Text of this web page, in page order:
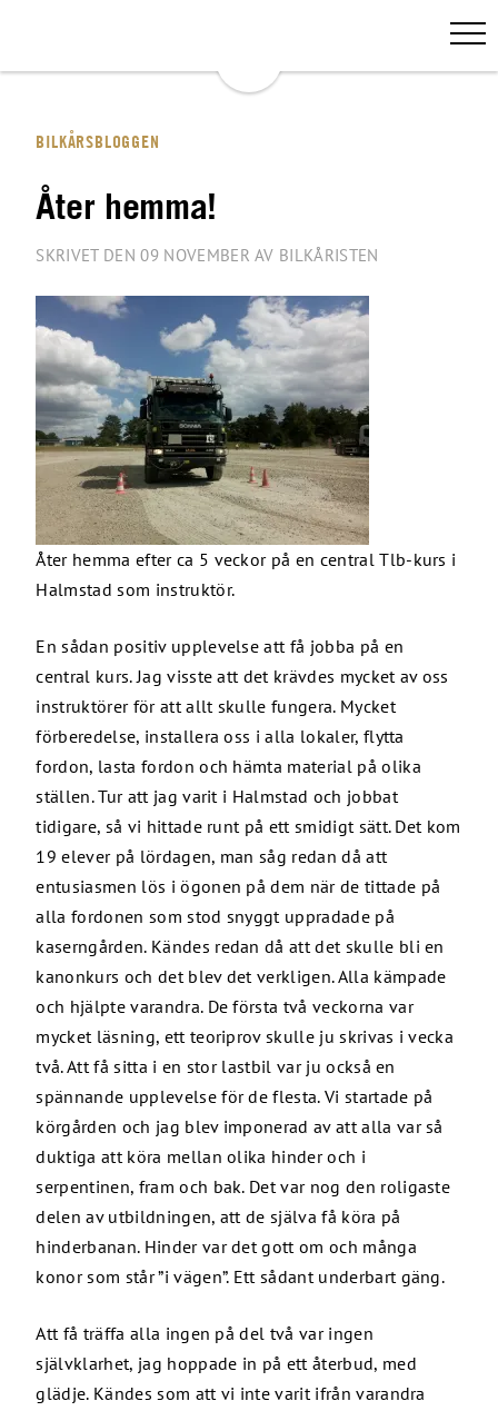
BILKÅRSBLOGGEN
Åter hemma!
SKRIVET DEN 09 NOVEMBER AV BILKÅRISTEN
Åter hemma efter ca 5 veckor på en central Tlb-kurs i
Halmstad som instruktör.
En sådan positiv upplevelse att få jobba på en
central kurs. Jag visste att det krävdes mycket av oss
instruktörer för att allt skulle fungera. Mycket
förberedelse, installera oss i alla lokaler, flytta
fordon, lasta fordon och hämta material på olika
ställen. Tur att jag varit i Halmstad och jobbat
tidigare, så vi hittade runt på ett smidigt sätt. Det kom
19 elever på lördagen, man såg redan då att
entusiasmen lös i ögonen på dem när de tittade på
alla fordonen som stod snyggt uppradade på
kaserngården. Kändes redan då att det skulle bli en
kanonkurs och det blev det verkligen. Alla kämpade
och hjälpte varandra. De första två veckorna var
mycket läsning, ett teoriprov skulle ju skrivas i vecka
två. Att få sitta i en stor lastbil var ju också en
spännande upplevelse för de flesta. Vi startade på
körgården och jag blev imponerad av att alla var så
duktiga att köra mellan olika hinder och i
serpentinen, fram och bak. Det var nog den roligaste
delen av utbildningen, att de själva få köra på
hinderbanan. Hinder var det gott om och många
konor som står ”i vägen”. Ett sådant underbart gäng.
Att få träffa alla ingen på del två var ingen
självklarhet, jag hoppade in på ett återbud, med
glädje. Kändes som att vi inte varit ifrån varandra